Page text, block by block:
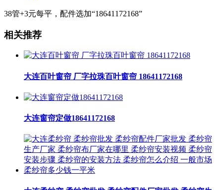
38管+3元每平，配件选加“18641172168”
相关推荐
大连百叶窗帘 厂字拉珠百叶窗帘 18641172168
大连窗帘定做18641172168